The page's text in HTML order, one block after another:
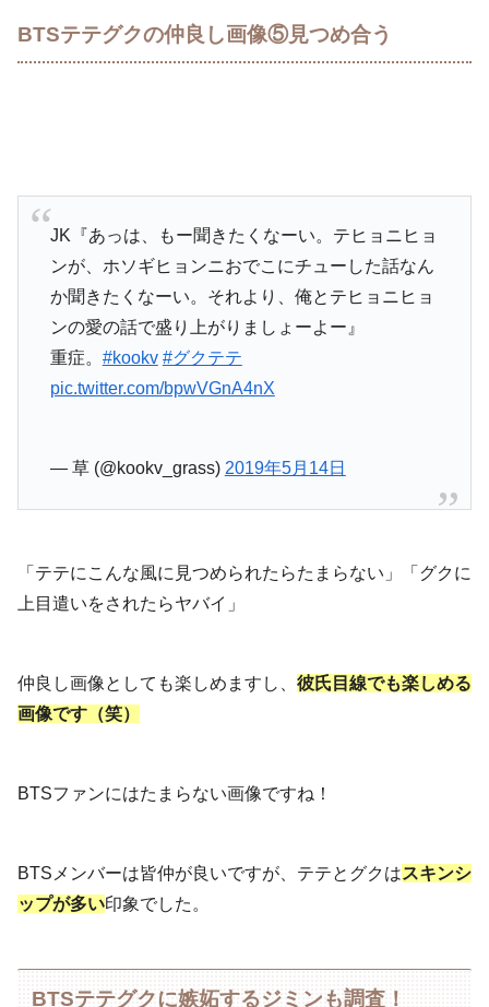
BTSテテグクの仲良し画像⑤見つめ合う
JK『あっは、もー聞きたくなーい。テヒョニヒョ
ンが、ホソギヒョンニおでこにチューした話なん
か聞きたくなーい。それより、俺とテヒョニヒョ
ンの愛の話で盛り上がりましょーよー』
重症。 #kookv #グクテテ
pic.twitter.com/bpwVGnA4nX
— 草 (@kookv_grass) 2019年5月14日
「テテにこんな風に見つめられたらたまらない」「グクに
上目遣いをされたらヤバイ」
仲良し画像としても楽しめますし、 彼氏目線でも楽しめる
画像です（笑）
BTSファンにはたまらない画像ですね！
BTSメンバーは皆仲が良いですが、テテとグクはスキンシ
ップが多い印象でした。
BTSテテグクに嫉妬するジミンも調査！